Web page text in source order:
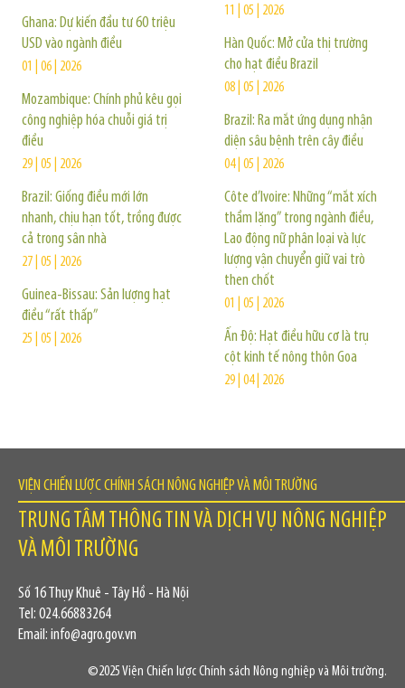
Ghana: Dự kiến đầu tư 60 triệu
USD vào ngành điều
01 | 06 | 2026
Mozambique: Chính phủ kêu gọi
công nghiệp hóa chuỗi giá trị
điều
29 | 05 | 2026
Brazil: Giống điều mới lớn
nhanh, chịu hạn tốt, trồng được
cả trong sân nhà
27 | 05 | 2026
Guinea-Bissau: Sản lượng hạt
điều “rất thấp”
25 | 05 | 2026
11 | 05 | 2026
Hàn Quốc: Mở cửa thị trường
cho hạt điều Brazil
08 | 05 | 2026
Brazil: Ra mắt ứng dụng nhận
diện sâu bệnh trên cây điều
04 | 05 | 2026
Côte d’Ivoire: Những “mắt xích
thầm lặng” trong ngành điều,
Lao động nữ phân loại và lực
lượng vận chuyển giữ vai trò
then chốt
01 | 05 | 2026
Ấn Độ: Hạt điều hữu cơ là trụ
cột kinh tế nông thôn Goa
29 | 04 | 2026
VIỆN CHIẾN LƯỢC CHÍNH SÁCH NÔNG NGHIỆP VÀ MÔI TRƯỜNG
TRUNG TÂM THÔNG TIN VÀ DỊCH VỤ NÔNG NGHIỆP
VÀ MÔI TRƯỜNG
Số 16 Thụy Khuê - Tây Hồ - Hà Nội
Tel: 024.66883264
Email: info@agro.gov.vn
©2025 Viện Chiến lược Chính sách Nông nghiệp và Môi trường.